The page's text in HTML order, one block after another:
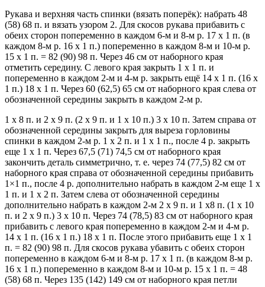
Рукава и верхняя часть спинки (вязать поперёк): набрать 48
(58) 68 п. и вязать узором 2. Для скосов рукава прибавить с
обеих сторон попеременно в каждом 6-м и 8-м р. 17 х 1 п. (в
каждом 8-м р. 16 х 1 п.) попеременно в каждом 8-м и 10-м р.
15 х 1 п. = 82 (90) 98 п. Через 46 см от наборного края
отметить середину. С левого края закрыть 1 х 1 п. и
попеременно в каждом 2-м и 4-м р. закрыть ещё 14 х 1 п. (16 х
1 п.) 18 х 1 п. Через 60 (62,5) 65 см от наборного края слева от
обозначенной середины закрыть в каждом 2-м р.
1 х 8 п. и 2 х 9 п. (2 х 9 п. и 1 х 10 п.) 3 х 10 п. Затем справа от
обозначенной середины закрыть для выреза горловины
спинки в каждом 2-м р. 1 х 2 п. и 1 х 1 п., после 4 р. закрыть
еще 1 х 1 п. Через 67,5 (71) 74,5 см от наборного края
закончить деталь симметрично, т. е. через 74 (77,5) 82 см от
наборного края справа от обозначенной середины прибавить
1×1 п., после 4 р. дополнительно набрать в каждом 2-м еще 1 х
1 п. и 1 х 2 п. Затем слева от обозначенной середины
дополнительно набрать в каждом 2-м 2 х 9 п. и 1 х8 п. (1 х 10
п. и 2 х 9 п.) 3 х 10 п. Через 74 (78,5) 83 см от наборного края
прибавить с левого края попеременно в каждом 2-м и 4-м р.
14 х 1 п. (16 х 1 п.) 18 х 1 п. После этого прибавить еще 1 х 1
п. = 82 (90) 98 п. Для скосов рукава убавить с обеих сторон
попеременно в каждом 6-м и 8-м р. 17 х 1 п. (в каждом 8-м р.
16 х 1 п.) попеременно в каждом 8-м и 10-м р. 15 х 1 п. = 48
(58) 68 п. Через 135 (142) 149 см от наборного края петли